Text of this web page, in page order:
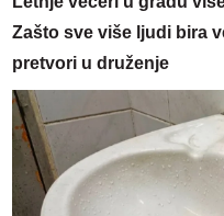
Zašto sve više ljudi bira
pretvori u druženje